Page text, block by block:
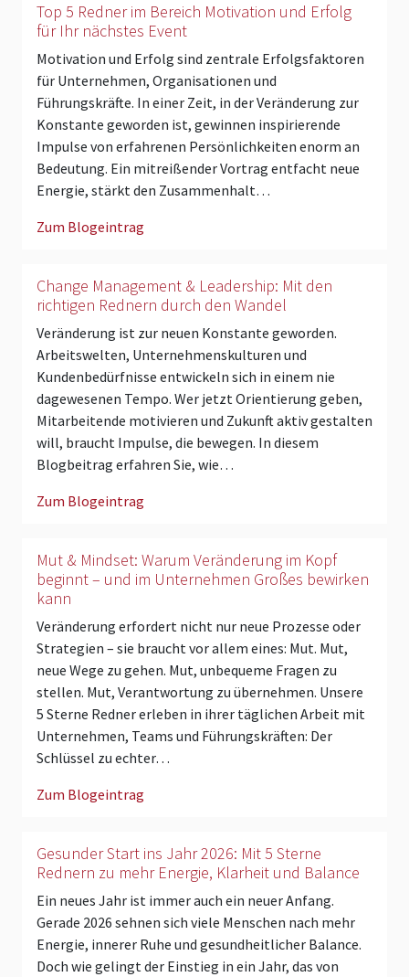
Top 5 Redner im Bereich Motivation und Erfolg
für Ihr nächstes Event
Motivation und Erfolg sind zentrale Erfolgsfaktoren
für Unternehmen, Organisationen und
Führungskräfte. In einer Zeit, in der Veränderung zur
Konstante geworden ist, gewinnen inspirierende
Impulse von erfahrenen Persönlichkeiten enorm an
Bedeutung. Ein mitreißender Vortrag entfacht neue
Energie, stärkt den Zusammenhalt…
Zum Blogeintrag
Change Management & Leadership: Mit den
richtigen Rednern durch den Wandel
Veränderung ist zur neuen Konstante geworden.
Arbeitswelten, Unternehmenskulturen und
Kundenbedürfnisse entwickeln sich in einem nie
dagewesenen Tempo. Wer jetzt Orientierung geben,
Mitarbeitende motivieren und Zukunft aktiv gestalten
will, braucht Impulse, die bewegen. In diesem
Blogbeitrag erfahren Sie, wie…
Zum Blogeintrag
Mut & Mindset: Warum Veränderung im Kopf
beginnt – und im Unternehmen Großes bewirken
kann
Veränderung erfordert nicht nur neue Prozesse oder
Strategien – sie braucht vor allem eines: Mut. Mut,
neue Wege zu gehen. Mut, unbequeme Fragen zu
stellen. Mut, Verantwortung zu übernehmen. Unsere
5 Sterne Redner erleben in ihrer täglichen Arbeit mit
Unternehmen, Teams und Führungskräften: Der
Schlüssel zu echter…
Zum Blogeintrag
Gesunder Start ins Jahr 2026: Mit 5 Sterne
Rednern zu mehr Energie, Klarheit und Balance
Ein neues Jahr ist immer auch ein neuer Anfang.
Gerade 2026 sehnen sich viele Menschen nach mehr
Energie, innerer Ruhe und gesundheitlicher Balance.
Doch wie gelingt der Einstieg in ein Jahr, das von